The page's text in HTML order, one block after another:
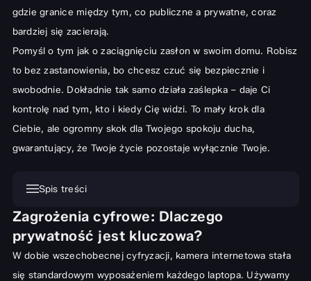
gdzie granice między tym, co publiczne a prywatne, coraz
bardziej się zacierają.
Pomyśl o tym jak o zaciągnięciu zasłon w swoim domu. Robisz
to bez zastanowienia, bo chcesz czuć się bezpiecznie i
swobodnie. Dokładnie tak samo działa zaślepka – daje Ci
kontrolę nad tym, kto i kiedy Cię widzi. To mały krok dla
Ciebie, ale ogromny skok dla Twojego spokoju ducha,
gwarantujący, że Twoje życie pozostaje wyłącznie Twoje.
Spis treści
Zagrożenia cyfrowe: Dlaczego prywatność jest kluczowa?
Historie z życia wzięte – skutki braku ochrony
Rodzaje zaślepek na kamerę laptopa – przewodnik po rynku
Zagrożenia cyfrowe: Dlaczego
prywatność jest kluczowa?
W dobie wszechobecnej cyfryzacji, kamera internetowa stała
się standardowym wyposażeniem każdego laptopa. Używamy